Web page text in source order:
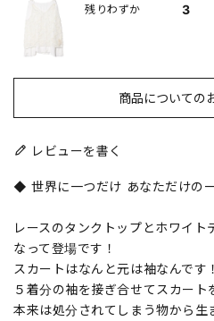
3
残りわずか
商品についての
レビューを書く
◆ 世界に一つだけ あなただけの
レースのタンクトップとホワイ
なって登場です！
スカートはなんと元は袖なんです！
５着分の袖を接ぎ合せてスカート
本来は処分されてしまう物から生